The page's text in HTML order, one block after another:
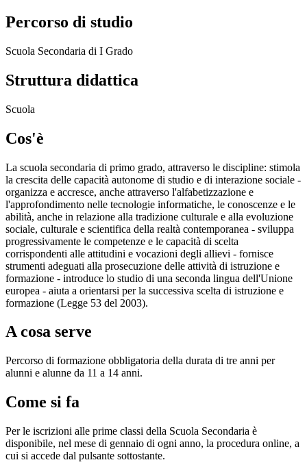
Percorso di studio
Scuola Secondaria di I Grado
Struttura didattica
Scuola
Cos'è
La scuola secondaria di primo grado, attraverso le discipline: stimola
la crescita delle capacità autonome di studio e di interazione sociale -
organizza e accresce, anche attraverso l'alfabetizzazione e
l'approfondimento nelle tecnologie informatiche, le conoscenze e le
abilità, anche in relazione alla tradizione culturale e alla evoluzione
sociale, culturale e scientifica della realtà contemporanea - sviluppa
progressivamente le competenze e le capacità di scelta
corrispondenti alle attitudini e vocazioni degli allievi - fornisce
strumenti adeguati alla prosecuzione delle attività di istruzione e
formazione - introduce lo studio di una seconda lingua dell'Unione
europea - aiuta a orientarsi per la successiva scelta di istruzione e
formazione (Legge 53 del 2003).
A cosa serve
Percorso di formazione obbligatoria della durata di tre anni per
alunni e alunne da 11 a 14 anni.
Come si fa
Per le iscrizioni alle prime classi della Scuola Secondaria è
disponibile, nel mese di gennaio di ogni anno, la procedura online, a
cui si accede dal pulsante sottostante.